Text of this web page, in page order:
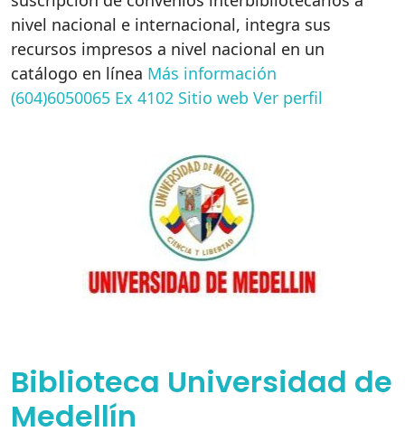
nivel nacional e internacional, integra sus
recursos impresos a nivel nacional en un
catálogo en línea Más información
(604)6050065 Ex 4102 Sitio web Ver perfil
Biblioteca Universidad de
Medellín